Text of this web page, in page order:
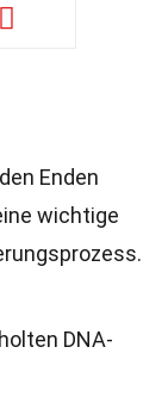
Enden
wichtige
DNA-